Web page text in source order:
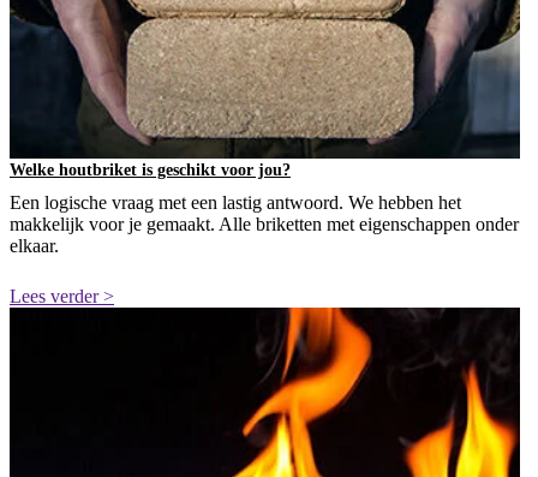
Welke houtbriket is geschikt voor jou?
Een logische vraag met een lastig antwoord. We hebben het
makkelijk voor je gemaakt. Alle briketten met eigenschappen onder
elkaar.
Lees verder >